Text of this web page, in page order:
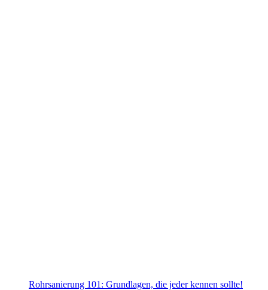
Rohrsanierung 101: Grundlagen, die jeder kennen sollte!